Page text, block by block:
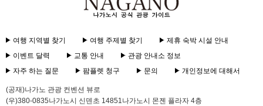
여행 지역별 찾기 여행 주제별 찾기
제휴 숙박 시설 안내
이벤트 달력
교통 안내
관광 안내소 정보
자주 하는 질문
팜플렛 청구 문의 개인정보에 대해서
(공재)나가노 관광 컨벤션 뷰로
(우)380-0835나가노시 신덴초 14851나가노시 몬젠 플라자 4층